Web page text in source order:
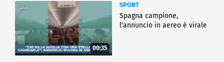
00:35
SPORT
Spagna campione,
l'annuncio in aereo è virale